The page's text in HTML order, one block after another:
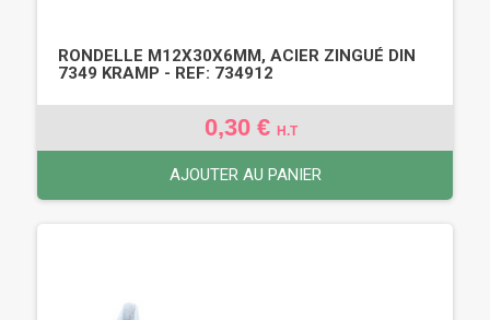
RONDELLE M12X30X6MM, ACIER ZINGUÉ DIN
7349 KRAMP - REF: 734912
0,30 € H.T
AJOUTER AU PANIER